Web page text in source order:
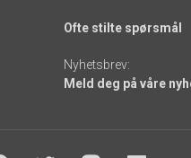
Ofte stilte spørsmål
Nyhetsbrev:
Meld deg på våre